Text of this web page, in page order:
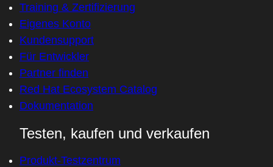
Training & Zertifizierung
Eigenes Konto
Kundensupport
Für Entwickler
Partner finden
Red Hat Ecosystem Catalog
Dokumentation
Testen, kaufen und verkaufen
Produkt-Testzentrum